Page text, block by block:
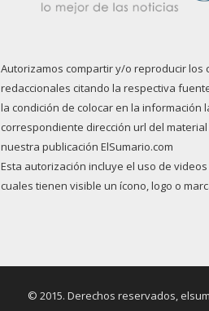
Autorizamos compartir y/o reproducir los
redaccionales citando la respectiva
la condición de colocar en la información
correspondiente dirección url del
nuestra publicación ElSumario.com
Esta autorización incluye el uso de
cuales tienen visible un ícono, logo o
© 2015. Derechos reservados,